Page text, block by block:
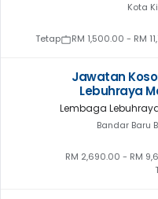
Kota
RM 1,500.00 - RM
Tetap
Jawatan
Lebuhraya
Lembaga
Bandar Baru
RM 2,690.00 - RM